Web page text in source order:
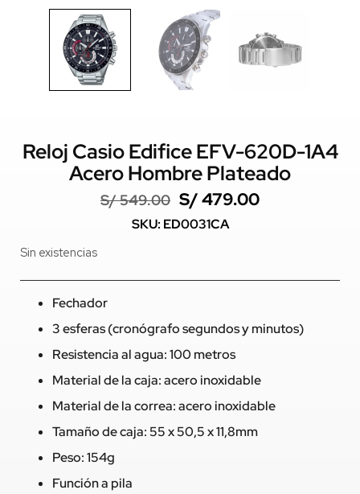
Reloj Casio Edifice EFV-620D-1A4
Acero Hombre Plateado
S/549.00 S/479.00
SKU: ED0031CA
Sin existencias
Fechador
3 esferas (cronógrafo segundos y minutos)
Resistencia al agua: 100 metros
Material de la caja: acero inoxidable
Material de la correa: acero inoxidable
Tamaño de caja: 55 x 50,5 x 11,8mm
Peso: 154g
Función a pila